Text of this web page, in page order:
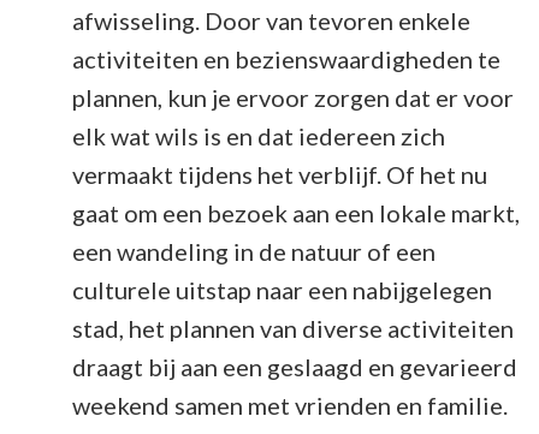
afwisseling. Door van tevoren enkele
activiteiten en bezienswaardigheden te
plannen, kun je ervoor zorgen dat er voor
elk wat wils is en dat iedereen zich
vermaakt tijdens het verblijf. Of het nu
gaat om een bezoek aan een lokale markt,
een wandeling in de natuur of een
culturele uitstap naar een nabijgelegen
stad, het plannen van diverse activiteiten
draagt bij aan een geslaagd en gevarieerd
weekend samen met vrienden en familie.